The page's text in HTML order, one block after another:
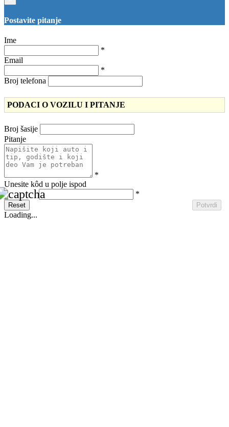
Postavite pitanje
Ime
*
Email
*
Broj telefona
PODACI O VOZILU I PITANJE
Broj šasije
Pitanje
*
Unesite kôd u polje ispod
*
Reset Potvrdi
Loading...